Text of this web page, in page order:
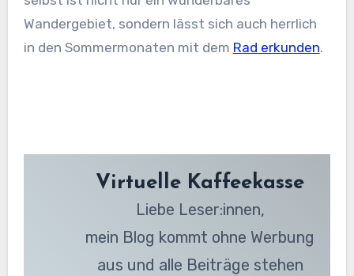
Wandergebiet, sondern lässt sich auch herrlich
in den Sommermonaten mit dem Rad erkunden.
Virtuelle Kaffeekasse
Liebe Leser:innen,
mein Blog kommt ohne Werbung
aus und alle Beiträge stehen